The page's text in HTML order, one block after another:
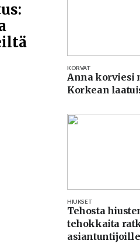
Anna korviesi
Korkean
KORVAT
Tehosta
tehokkaita
asiantuntijoille
HIUKSET